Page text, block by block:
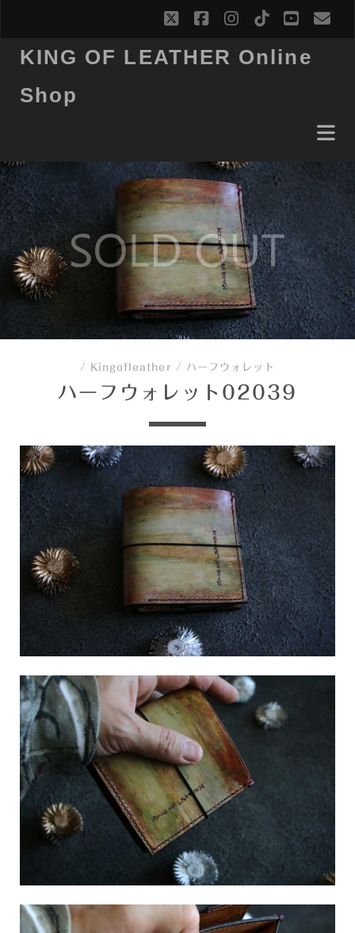
twitterfacebookinstagram
tiktok
KING OF LEATHER Online
Shop
/ Kingofleather / ハーフウォレット
ハーフウォレット02039